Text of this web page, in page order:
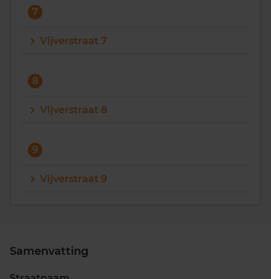
7
Vijverstraat 7
8
Vijverstraat 8
9
Vijverstraat 9
Samenvatting